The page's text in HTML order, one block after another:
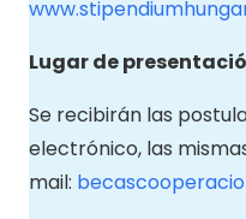
Lugar de
Se recibirán las
electrónico, las
mail: